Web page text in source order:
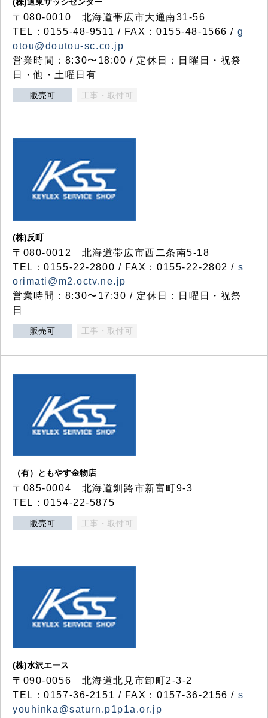
〒080-0010 北海道帯広市大通南31-56
TEL：0155-48-9511 / FAX：0155-48-1566 / g
otou@doutou-sc.co.jp
営業時間：8:30〜18:00 / 定休日：日曜日・祝祭
日・他・土曜日有
販売可 工事・取付可
(株)反町
〒080-0012 北海道帯広市西二条南5-18
TEL：0155-22-2800 / FAX：0155-22-2802 / s
orimati@m2.octv.ne.jp
営業時間：8:30〜17:30 / 定休日：日曜日・祝祭
日
販売可 工事・取付可
（有）ともやす金物店
〒085-0004 北海道釧路市新富町9-3
TEL：0154-22-5875
販売可 工事・取付可
(株)水沢エース
〒090-0056 北海道北見市卸町2-3-2
TEL：0157-36-2151 / FAX：0157-36-2156 / s
youhinka@saturn.p1p1a.or.jp